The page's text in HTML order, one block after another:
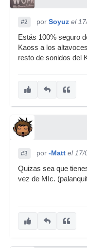
#2 por Soyuz el
Estás 100% seguro
Kaoss a los
resto de sonidos del
#3 por -Matt el 17/
Quizas sea que
vez de MIc.